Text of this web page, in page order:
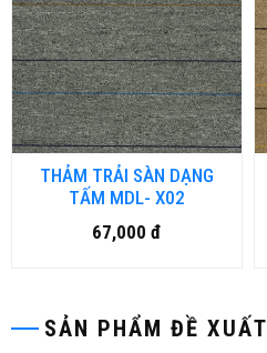
SẢN PHẨM ĐỀ XUẤT
THẢM TRẢI SÀN DẠNG
TẤM MDL- X02
67,000 đ